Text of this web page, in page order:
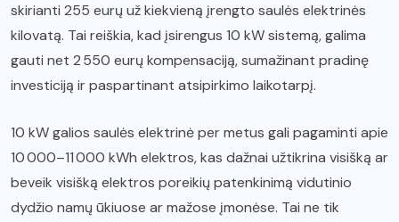
skirianti 255 eurų už kiekvieną įrengto saulės elektrinės
kilovatą. Tai reiškia, kad įsirengus 10 kW sistemą, galima
gauti net 2 550 eurų kompensaciją, sumažinant pradinę
investiciją ir paspartinant atsipirkimo laikotarpį.
10 kW galios saulės elektrinė per metus gali pagaminti apie
10 000–11 000 kWh elektros, kas dažnai užtikrina visišką ar
beveik visišką elektros poreikių patenkinimą vidutinio
dydžio namų ūkiuose ar mažose įmonėse. Tai ne tik